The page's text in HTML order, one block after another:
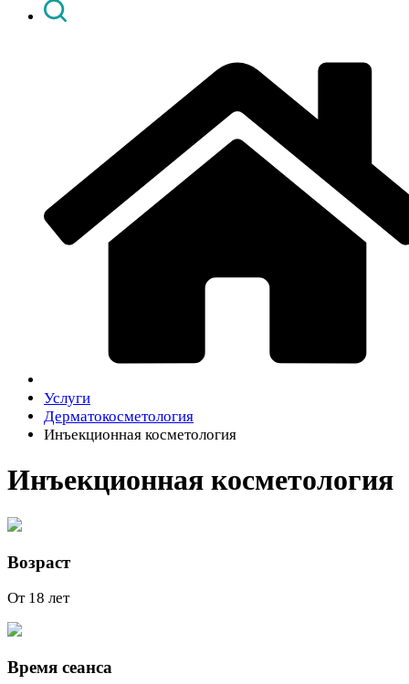
Услуги
Дерматокосметология
Инъекционная косметология
Инъекционная косметология
Возраст
От 18 лет
Время сеанса